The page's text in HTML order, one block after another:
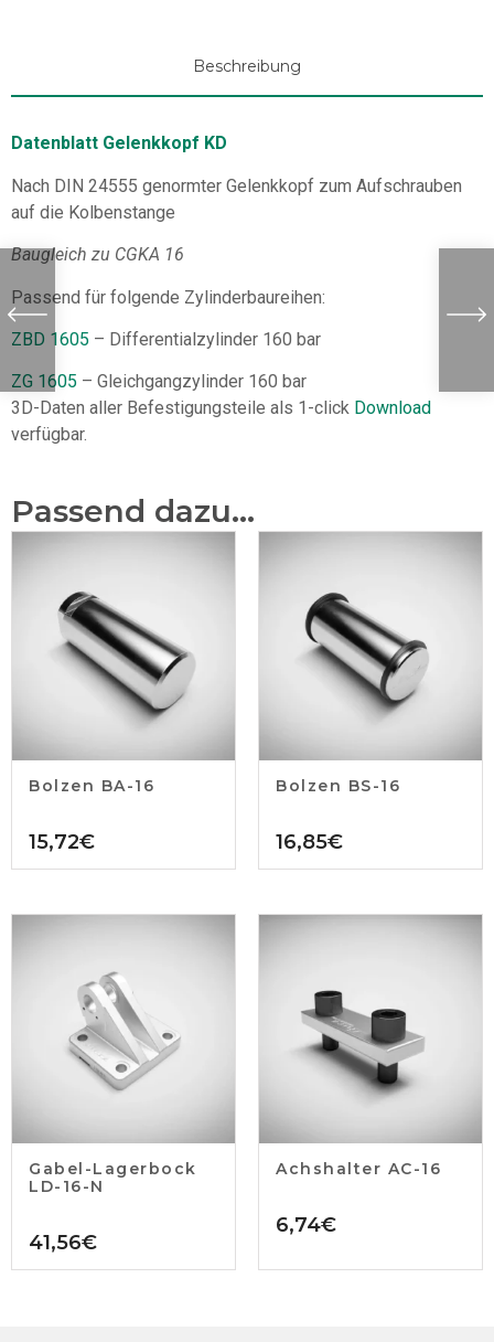
Beschreibung
Datenblatt Gelenkkopf KD
Nach DIN 24555 genormter Gelenkkopf zum Aufschrauben
auf die Kolbenstange
Baugleich zu CGKA 16
Passend für folgende Zylinderbaureihen:
ZBD 1605 – Differentialzylinder 160 bar
ZG 1605 – Gleichgangzylinder 160 bar
3D-Daten aller Befestigungsteile als 1-click Download
verfügbar.
Passend dazu...
Bolzen BA-16
15,72€
Bolzen BS-16
16,85€
Gabel-Lagerbock
LD-16-N
41,56€
Achshalter AC-16
6,74€